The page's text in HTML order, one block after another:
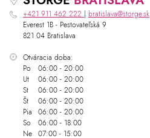
+421 911 462 222
bratislava@storge.sk
Everest 1B - Pestovateľská 9
821 04 Bratislava
Otváracia doba:
Po
06:00 - 20:00
Ut
06:00 - 20:00
St
06:00 - 20:00
Št
06:00 - 20:00
Pia
06:00 - 20:00
So
06:00 - 18:00
Ne
07:00 - 15:00